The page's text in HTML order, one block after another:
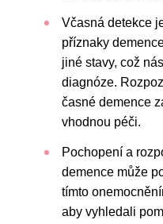
Včasná detekce
příznaky
jiné stavy, což
diagnóze.
časné demence
vhodnou péči.
Pochopení a
demence může
tímto
aby vyhledali